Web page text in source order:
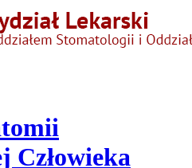
Człowieka